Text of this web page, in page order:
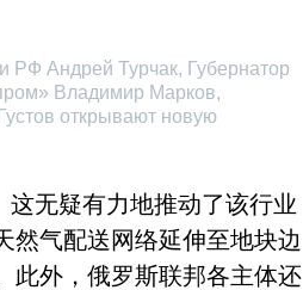
РФ Андрей Турчак, Губернатор
Владимир Марков,
открывают новую
无疑有力地推动了该行业
然气配送网络延伸至地块边
此外，俄罗斯联邦各主体还